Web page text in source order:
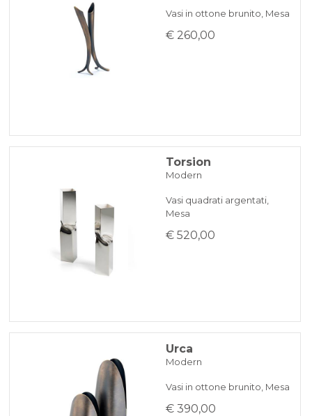
Vasi in ottone brunito, Mesa
€ 260,00
Torsion
Modern
Vasi quadrati argentati,
Mesa
€ 520,00
Urca
Modern
Vasi in ottone brunito, Mesa
€ 390,00